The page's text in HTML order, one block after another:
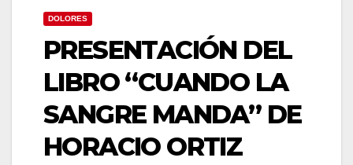
DOLORES
PRESENTACIÓN DEL
LIBRO “CUANDO LA
SANGRE MANDA” DE
HORACIO ORTIZ